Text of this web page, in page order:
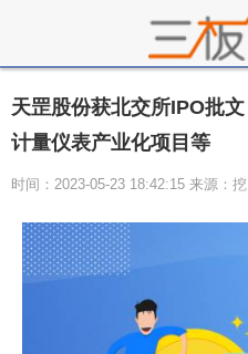
天罡股份获北交所IPO批
计量仪表产业化项目等
时间：2023-05-23 18:42:15 来源：